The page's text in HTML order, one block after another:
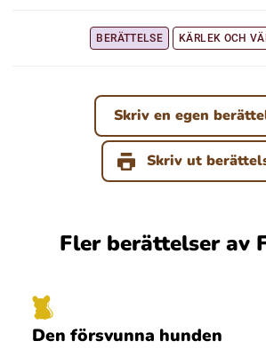
Kelderash (Romska)
Lovari (Romska)
BERÄTTELSE KÄRLEK OCH
Skriv en egen
Skriv ut
Fler berättelser av
Den försvunna hunden